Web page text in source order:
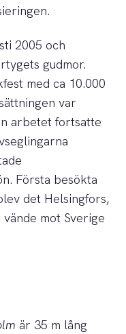
2005 och
gudmor.
med ca 10.000
var
arbetet fortsatte
Första besökta
det Helsingfors,
mot Sverige
är 35 m lång